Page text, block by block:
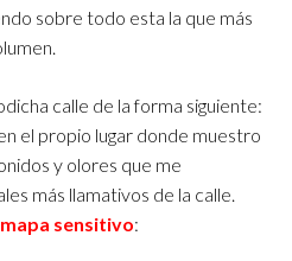
sobre todo esta la que más
calle de la forma siguiente:
el propio lugar donde muestro
y olores que me
más llamativos de la calle.
mapa sensitivo: